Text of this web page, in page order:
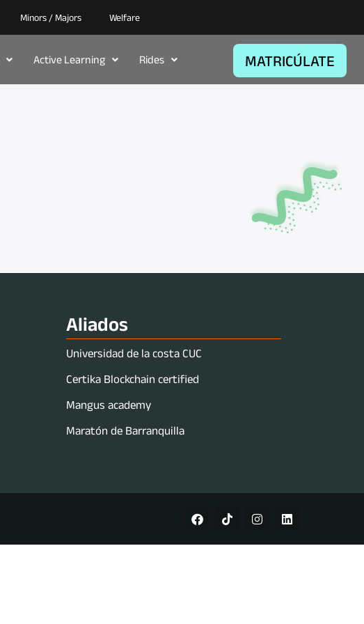
Minors / Majors Welfare
Active Learning Rides MATRICÚLATE
Aliados
Universidad de la costa CUC
Certika Blockchain certified
Mangus academy
Maratón de Barranquilla